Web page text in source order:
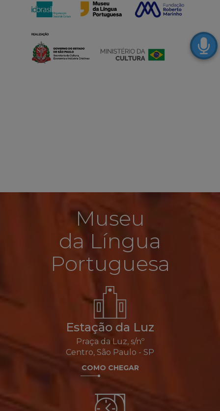
Museu
da Língua
Portuguesa
Estação da Luz
Praça da Luz, s/nº
Centro, São Paulo - SP
COMO CHEGAR